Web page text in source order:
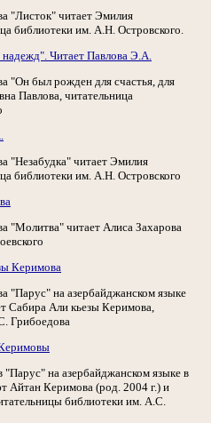
"Листок" читает Эмилия
библиотеки им. А.Н. Островского.
Читает Павлова Э.А.
был рожден для счастья, для
Павлова, читательница
читает Эмилия
библиотеки им. А.Н. Островского
читает Алиса Захарова
Керимова
на азербайджанском языке
Сабира Али кьезы Керимова,
Грибоедова
на азербайджанском языке в
Айтан Керимова (род. 2004 г.) и
библиотеки им. А.С.